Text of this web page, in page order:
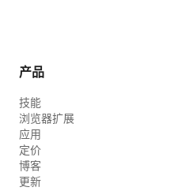
产品
技能
浏览器扩展
应用
定价
博客
更新